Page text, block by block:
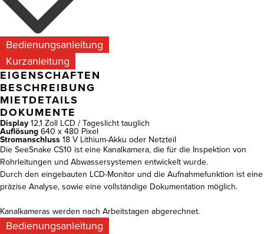
Bedienungsanleitung
Kurzanleitung
EIGENSCHAFTEN
BESCHREIBUNG
MIETDETAILS
DOKUMENTE
Display 12,1 Zoll LCD / Tageslicht tauglich
Auflösung 640 x 480 Pixel
Stromanschluss 18 V Lithium-Akku oder Netzteil
Die SeeSnake CS10 ist eine Kanalkamera, die für die Inspektion von
Rohrleitungen und Abwassersystemen entwickelt wurde.
Durch den eingebauten LCD-Monitor und die Aufnahmefunktion ist eine
präzise Analyse, sowie eine vollständige Dokumentation möglich.
Kanalkameras werden nach Arbeitstagen abgerechnet.
Bedienungsanleitung